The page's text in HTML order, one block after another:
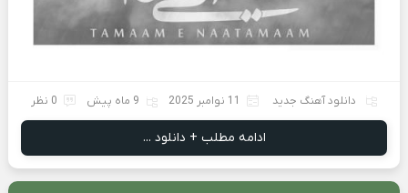
دانلود آهنگ جدید 11 نوامبر 2025 9 ماه پیش 0 نظر
ادامه مطلب + دانلود ...